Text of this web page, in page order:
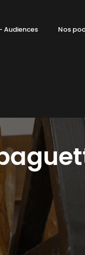
Audiences Nos